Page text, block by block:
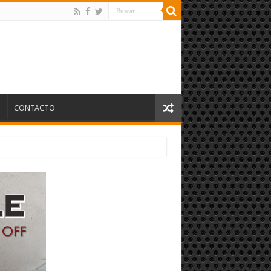
CONTACTO